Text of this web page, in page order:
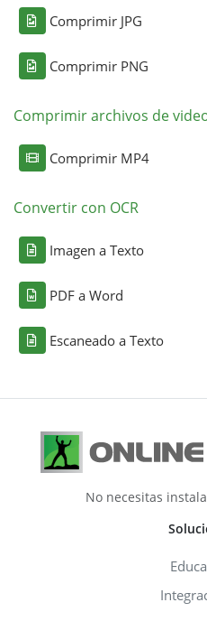
Comprimir JPG
Comprimir PNG
Comprimir archivos de
Comprimir MP4
Convertir con OCR
Imagen a Texto
PDF a Word
Escaneado a Texto
No necesitas